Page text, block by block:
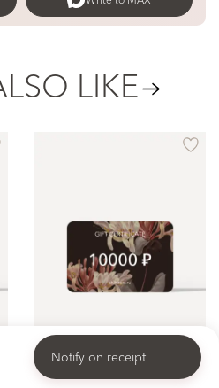
Notify on receipt
LIKE